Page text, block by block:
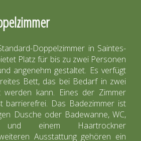
Doppelzimmer in Saintes-
Platz für bis zu zwei Personen
angenehm gestaltet. Es verfügt
Bett, das bei Bedarf in zwei
werden kann. Eines der Zimmer
barrierefrei. Das Badezimmer ist
Dusche oder Badewanne, WC,
und einem Haartrockner
Ausstattung gehören ein